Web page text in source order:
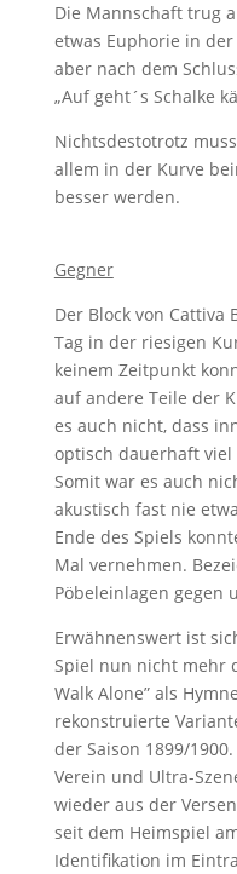
Die Mannschaft trug
etwas Euphorie in
aber nach dem
„Auf geht´s Schalke
Nichtsdestotrotz
allem in der Kurve
besser werden.
Gegner
Der Block von Cattiva
Tag in der riesigen
keinem Zeitpunkt
auf andere Teile der
es auch nicht, dass
optisch dauerhaft viel
Somit war es auch
akustisch fast nie
Ende des Spiels
Mal vernehmen.
Pöbeleinlagen gegen
Erwähnenswert ist
Spiel nun nicht mehr
Walk Alone” als
rekonstruierte
der Saison 1899/
Verein und Ultra-
wieder aus der
seit dem Heimspiel
Identifikation im